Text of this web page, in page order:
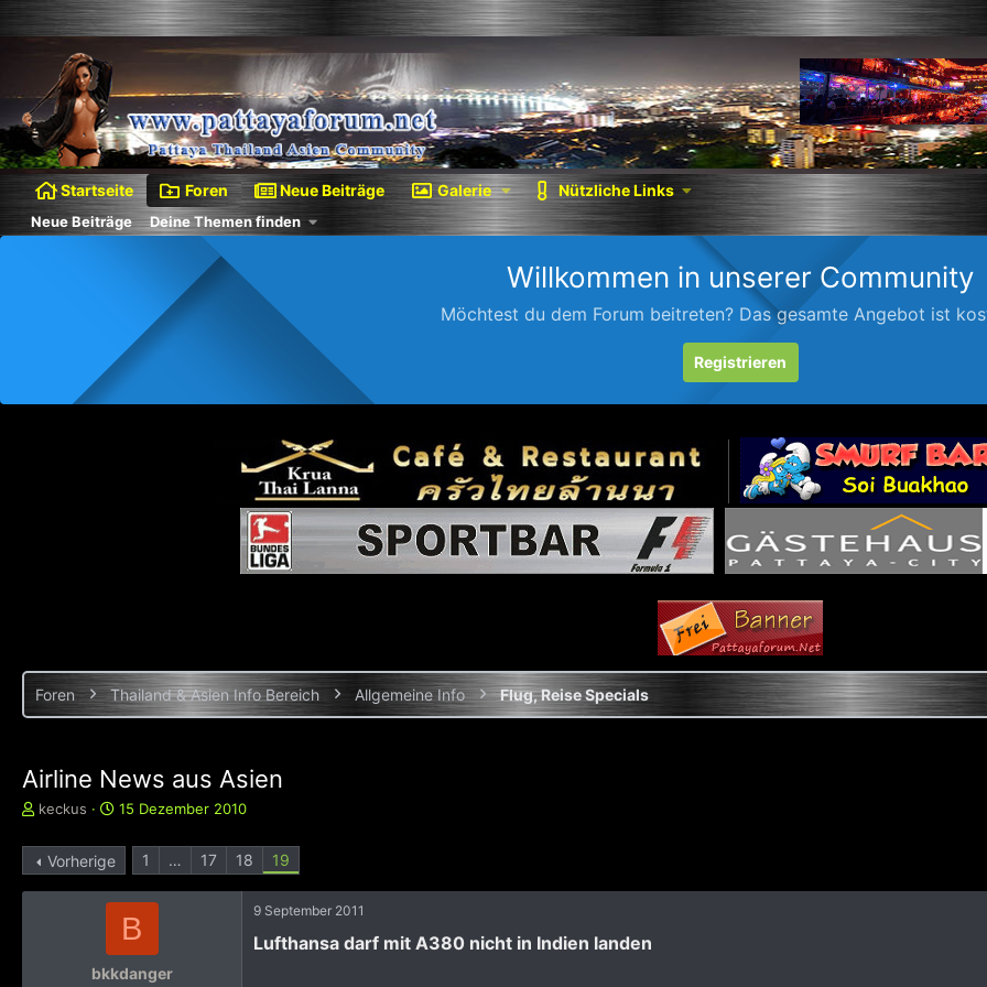
Startseite Foren Neue Beiträge Galerie Nützliche Links
Neue Beiträge Deine Themen finden
Willkommen in unserer Community
Möchtest du dem Forum beitreten? Das gesamte Angebot ist
Registrieren
Foren Thailand & Asien Info Bereich Allgemeine Info Flug, Reise Specials
Airline News aus Asien
E
s
t
keckus
E
s
l
15 Dezember 2010
Vorherige 1 … 17 18 19
B
bkkdanger
9 September 2011
Lufthansa darf mit A380 nicht in Indien landen